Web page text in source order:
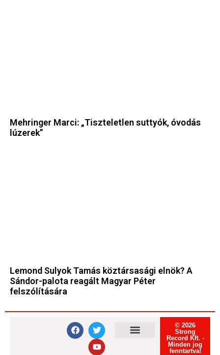
Mehringer Marci: „Tiszteletlen suttyók, óvodás
lúzerek”
Lemond Sulyok Tamás köztársasági elnök? A
Sándor-palota reagált Magyar Péter
felszólítására
© 2026
Strong
Record Kft. -
Minden jog
fenntartva!